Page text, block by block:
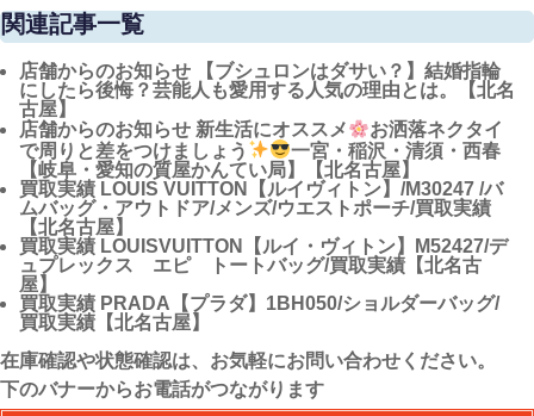
関連記事一覧
店舗からのお知らせ 【ブシュロンはダサい？】結婚指輪
にしたら後悔？芸能人も愛用する人気の理由とは。【北名
古屋】
店舗からのお知らせ 新生活にオススメ
お洒落ネクタイ
で周りと差をつけましょう
一宮・稲沢・清須・西春
【岐阜・愛知の質屋かんてい局】【北名古屋】
買取実績 LOUIS VUITTON【ルイヴィトン】/M30247 /バ
ムバッグ・アウトドア/メンズ/ウエストポーチ/買取実績
【北名古屋】
買取実績 LOUISVUITTON【ルイ・ヴィトン】M52427/デ
ュプレックス エピ トートバッグ/買取実績【北名古
屋】
買取実績 PRADA【プラダ】1BH050/ショルダーバッグ/
買取実績【北名古屋】
在庫確認や状態確認は、お気軽にお問い合わせください。
下のバナーからお電話がつながります